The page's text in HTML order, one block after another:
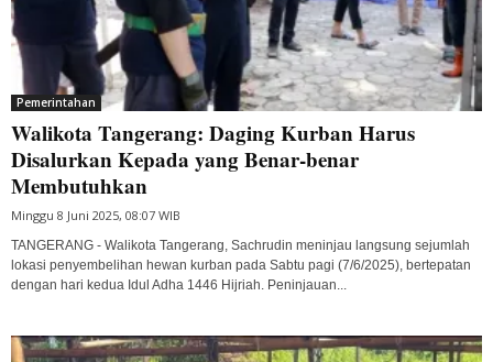
Pemerintahan
Walikota Tangerang: Daging Kurban Harus
Disalurkan Kepada yang Benar-benar
Membutuhkan
Minggu 8 Juni 2025, 08:07 WIB
TANGERANG - Walikota Tangerang, Sachrudin meninjau langsung sejumlah
lokasi penyembelihan hewan kurban pada Sabtu pagi (7/6/2025), bertepatan
dengan hari kedua Idul Adha 1446 Hijriah. Peninjauan...